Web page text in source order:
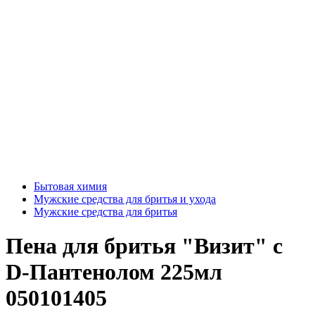
Бытовая химия
Мужские средства для бритья и ухода
Мужские средства для бритья
Пена для бритья "Визит" с
D-Пантенолом 225мл
050101405